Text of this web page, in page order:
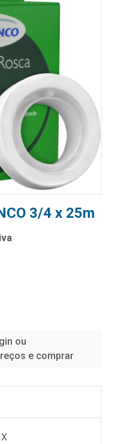
3/4 x 25m
ou
e comprar